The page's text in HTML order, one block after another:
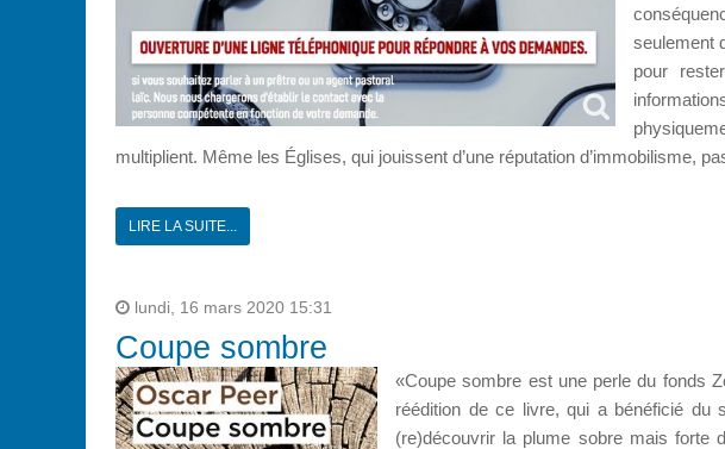
seulement
pour
multiplient. Même les Églises, qui jouissent d’une réputation d’immobilisme,
LIRE LA SUITE...
lundi, 16 mars 2020 15:31
Coupe sombre
«Coupe sombre est une perle du fonds
réédition de ce livre, qui a bénéficié du
(re)découvrir la plume sobre mais forte